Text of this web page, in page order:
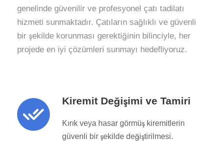
genelinde güvenilir ve profesyonel çatı tadilatı
hizmeti sunmaktadır. Çatıların sağlıklı ve güvenli
bir şekilde korunması gerektiğinin bilinciyle, her
projede en iyi çözümleri sunmayı hedefliyoruz.
Kiremit Değişimi ve Tamiri
Kırık veya hasar görmüş kiremitlerin
güvenli bir şekilde değiştirilmesi.